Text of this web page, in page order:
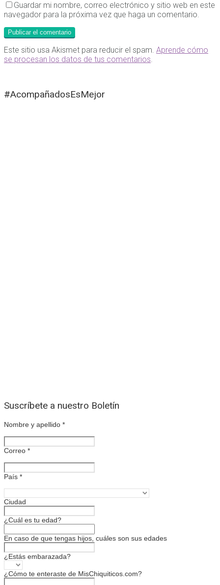
Guardar mi nombre, correo electrónico y sitio web en este
navegador para la próxima vez que haga un comentario.
Este sitio usa Akismet para reducir el spam. Aprende cómo
se procesan los datos de tus comentarios
#AcompañadosEsMejor
Suscríbete a nuestro Boletín
Nombre y apellido *
Correo *
País *
Ciudad
¿Cuál es tu edad?
En caso de que tengas hijos, cuáles son sus edades
¿Estás embarazada?
¿Cómo te enteraste de MisChiquiticos.com?